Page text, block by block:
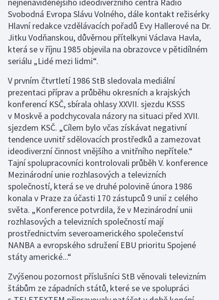
Svobodná Evropa Slávu Volného, dále kontakt režisérky
Hlavní redakce vzdělávacích pořadů Evy Hallerové na Dr.
Jitku Vodňanskou, důvěrnou přítelkyni Václava Havla,
která se v říjnu 1985 objevila na obrazovce v pětidílném
seriálu „Lidé mezi lidmi“.
V prvním čtvrtletí 1986 StB sledovala mediální
prezentaci příprav a průběhu okresních a krajských
konferencí KSČ, sbírala ohlasy XXVII. sjezdu KSSS
v Moskvě a podchycovala názory na situaci před XVII.
sjezdem KSČ. „Cílem bylo včas získávat negativní
tendence uvnitř sdělovacích prostředků a zamezovat
ideodiverzní činnost vnějšího a vnitřního nepřítele.“
Tajní spolupracovníci kontrolovali průběh V. konference
Mezinárodní unie rozhlasových a televizních
společností, která se ve druhé polovině února 1986
konala v Praze za účasti 170 zástupců 9 unií z celého
světa. „Konference potvrdila, že v Mezinárodní unii
rozhlasových a televizních společností mají
prostřednictvím severoamerického společenství
NANBA a evropského sdružení EBU prioritu Spojené
státy americké...“
Zvýšenou pozornost příslušníci StB věnovali televizním
štábům ze západních států, které se ve spolupráci